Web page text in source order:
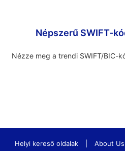
Népszerű SWIFT-
Nézze meg a trendi SWIFT/BIC-
Helyi kereső oldalak About Us